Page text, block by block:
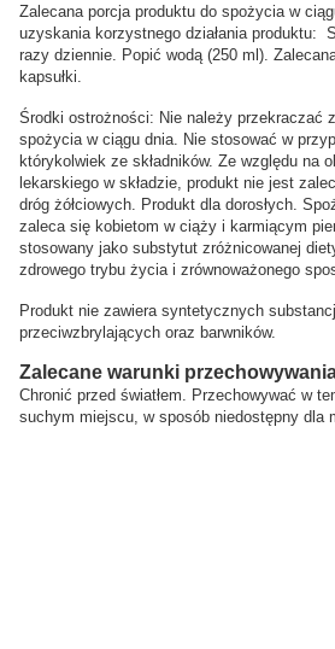
Zalecana porcja produktu do spożycia w
uzyskania korzystnego działania produktu:
razy dziennie. Popić wodą (250 ml).
kapsułki.
Środki ostrożności: Nie należy przekraczać
spożycia w ciągu dnia. Nie stosować w
którykolwiek ze składników. Ze względu na
lekarskiego w składzie, produkt nie jest
dróg żółciowych. Produkt dla dorosłych.
zaleca się kobietom w ciąży i karmiącym
stosowany jako substytut zróżnicowanej
zdrowego trybu życia i zrównoważonego
Produkt nie zawiera syntetycznych
przeciwzbrylających oraz barwników.
Zalecane warunki
Chronić przed światłem. Przechowywać w
suchym miejscu, w sposób niedostępny dla